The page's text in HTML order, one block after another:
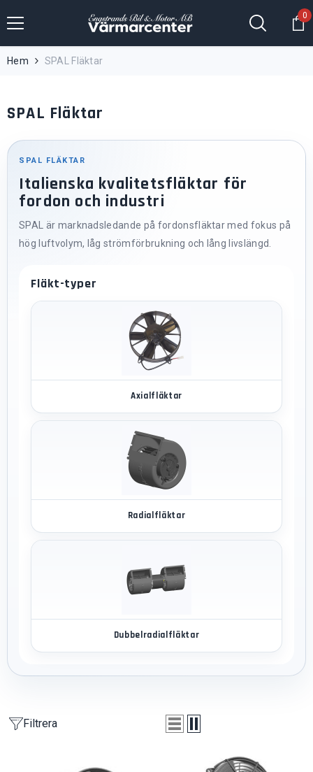
0
0
Hem SPAL Fläktar
SPAL Fläktar
SPAL FLÄKTAR
Italienska kvalitetsfläktar för
fordon och industri
SPAL är marknadsledande på fordonsfläktar med fokus på
hög luftvolym, låg strömförbrukning och lång livslängd.
Fläkt-typer
Axialfläktar
Radialfläktar
Dubbelradialfläktar
Filtrera